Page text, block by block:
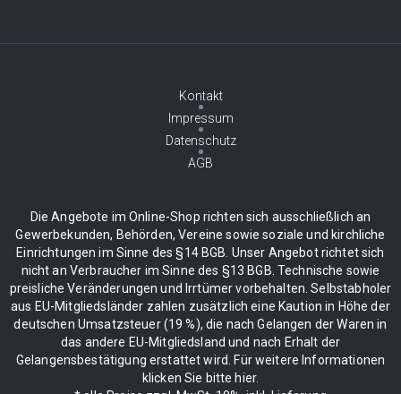
Kontakt
Impressum
Datenschutz
AGB
Die Angebote im Online-Shop richten sich ausschließlich an
Gewerbekunden, Behörden, Vereine sowie soziale und kirchliche
Einrichtungen im Sinne des §14 BGB. Unser Angebot richtet sich
nicht an Verbraucher im Sinne des §13 BGB. Technische sowie
preisliche Veränderungen und Irrtümer vorbehalten. Selbstabholer
aus EU-Mitgliedsländer zahlen zusätzlich eine Kaution in Höhe der
deutschen Umsatzsteuer (19 %), die nach Gelangen der Waren in
das andere EU-Mitgliedsland und nach Erhalt der
Gelangensbestätigung erstattet wird. Für weitere Informationen
klicken Sie bitte hier.